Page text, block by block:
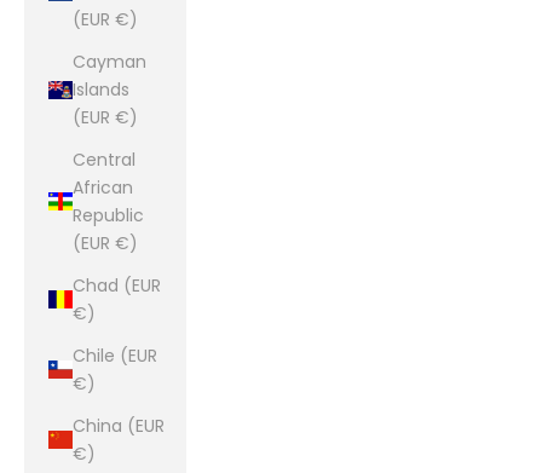
(EUR €)
Cayman
Islands
(EUR €)
Central
African
Republic
(EUR €)
Chad (EUR
€)
Chile (EUR
€)
China (EUR
€)